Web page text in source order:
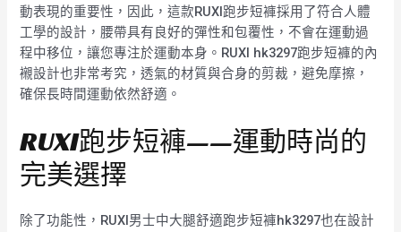
動表現的重要性，因此，這款RUXI跑步短褲採用了符合人體
工學的設計，腰帶具有良好的彈性和包覆性，不會在運動過
程中移位，讓您專注於運動本身。RUXI hk3297跑步短褲的內
襯設計也非常考究，透氣的材質與合身的剪裁，避免摩擦，
確保長時間運動依然舒適。
RUXI跑步短褲——運動時尚的
完美選擇
除了功能性，RUXI男士中大腿舒適跑步短褲hk3297也在設計